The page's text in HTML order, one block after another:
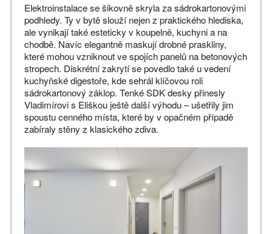
Elektroinstalace se šikovně skryla za sádrokartonovými
podhledy. Ty v bytě slouží nejen z praktického hlediska,
ale vynikají také esteticky v koupelně, kuchyni a na
chodbě. Navíc elegantně maskují drobné praskliny,
které mohou vzniknout ve spojích panelů na betonových
stropech. Diskrétní zakrytí se povedlo také u vedení
kuchyňské digestoře, kde sehrál klíčovou roli
sádrokartonový záklop. Tenké SDK desky přinesly
Vladimírovi s Eliškou ještě další výhodu – ušetřily jim
spoustu cenného místa, které by v opačném případě
zabíraly stěny z klasického zdiva.